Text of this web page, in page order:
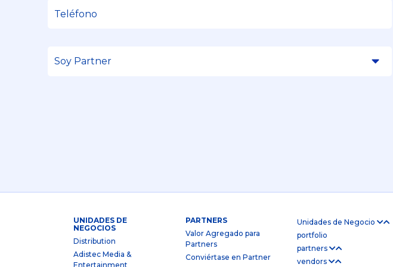
UNIDADES DE
NEGOCIOS
Distribution
Adistec Media &
Entertainment
PARTNERS
Valor Agregado para
Partners
Conviértase en Partner
Unidades de Negocio
portfolio
partners
vendors